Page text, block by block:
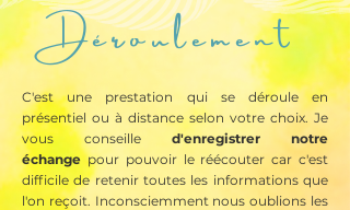
Déroulement
C'est une prestation qui se déroule en
présentiel ou à distance selon votre choix. Je
vous conseille d'enregistrer notre
échange pour pouvoir le réécouter car c'est
difficile de retenir toutes les informations que
l'on reçoit. Inconsciemment nous oublions les